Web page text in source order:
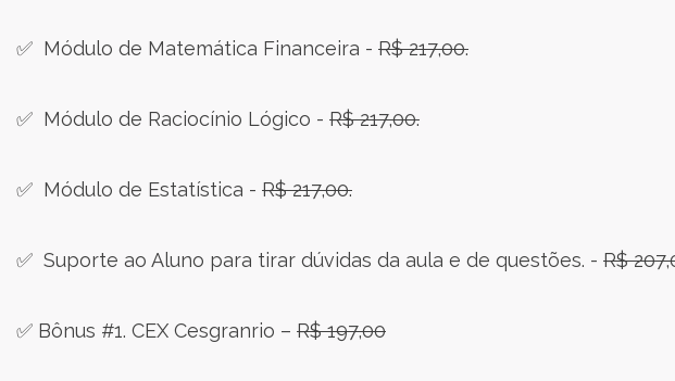
✅ Módulo de Matemática Financeira - R$ 217,00.
✅ Módulo de Raciocínio Lógico - R$ 217,00.
✅ Módulo de Estatística - R$ 217,00.
✅ Suporte ao Aluno para tirar dúvidas da aula e de questões. - R$
✅ Bônus #1. CEX Cesgranrio – R$ 197,00